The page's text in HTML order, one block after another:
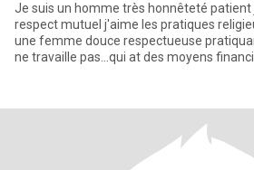
Je suis un homme très honnêteté patient
respect mutuel j'aime les pratiques
une femme douce respectueuse
ne travaille pas...qui at des moyens